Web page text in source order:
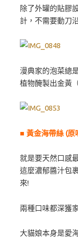
除了外罐的貼膠
計，不需要動刀
漫典家的泡菜總
植物醃製出金黃
■ 黃金海帶絲 (
就是要天然口感
這麼濃郁醬汁包
來!
兩種口味都深獲
大貓娘本身是愛